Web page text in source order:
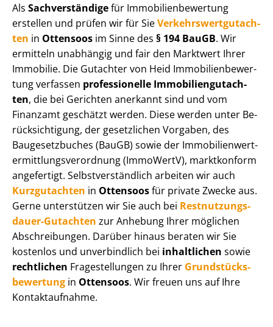
Als Sachverständigefür Im­mo­bi­li­en­be­wer­tung
erstellen und prüfen wir für SieVer­kehrs­wert­gut­ach­
ten in Ottensoos im Sinne des § 194 BauGB. Wir
ermitteln unabhängig und fair den Marktwert Ihrer
Immobilie. Die Gutachter von Heid Im­mo­bi­li­en­be­wer­
tung verfassen professionelle Im­mo­bi­li­en­gut­ach­
ten, die bei Gerichten anerkannt sind und vom
Finanzamt geschätzt werden. Diese werden unter Be­
rück­sich­ti­gung, der gesetzlichen Vorgaben, des
Baugesetzbuches (BauGB) sowie der Im­mo­bi­li­en­wert­
ermitt­lungs­ver­ord­nung (ImmoWertV), marktkonform
angefertigt. Selbst­ver­ständ­lich arbeiten wir auch
Kurzgutachten in Ottensoosfür private Zwecke aus.
Gerne unterstützen wir Sie auch bei Rest­nut­zungs­
dau­er-Gutachten zur Anhebung Ihrer möglichen
Abschreibungen. Darüber hinaus beraten wir Sie
kostenlos und unverbindlich bei inhaltlichen sowie
rechtlichen Fragestellungen zu Ihrer Grund­stücks­
be­wer­tung in Ottensoos. Wir freuen uns auf Ihre
Kontaktaufnahme.